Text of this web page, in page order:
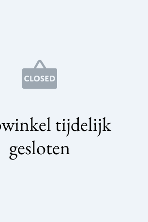
tijdelijk
gesloten